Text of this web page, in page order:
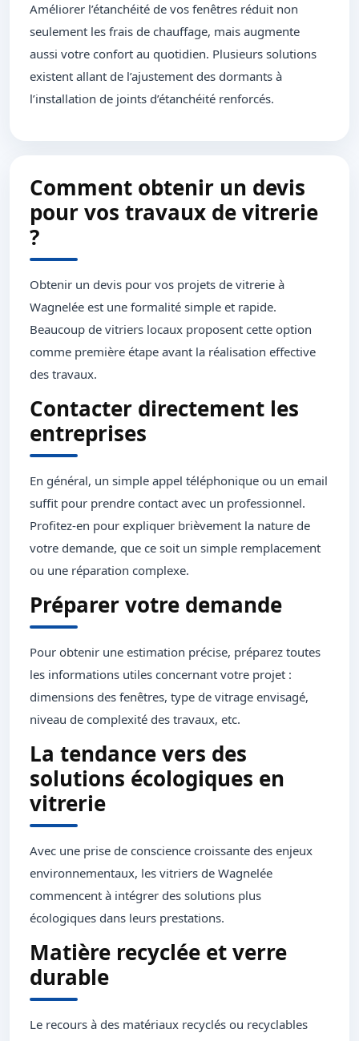
Améliorer l’étanchéité de vos fenêtres réduit non
seulement les frais de chauffage, mais augmente
aussi votre confort au quotidien. Plusieurs solutions
existent allant de l’ajustement des dormants à
l’installation de joints d’étanchéité renforcés.
Comment obtenir un devis
pour vos travaux de vitrerie
?
Obtenir un devis pour vos projets de vitrerie à
Wagnelée est une formalité simple et rapide.
Beaucoup de vitriers locaux proposent cette option
comme première étape avant la réalisation effective
des travaux.
Contacter directement les
entreprises
En général, un simple appel téléphonique ou un email
suffit pour prendre contact avec un professionnel.
Profitez-en pour expliquer brièvement la nature de
votre demande, que ce soit un simple remplacement
ou une réparation complexe.
Préparer votre demande
Pour obtenir une estimation précise, préparez toutes
les informations utiles concernant votre projet :
dimensions des fenêtres, type de vitrage envisagé,
niveau de complexité des travaux, etc.
La tendance vers des
solutions écologiques en
vitrerie
Avec une prise de conscience croissante des enjeux
environnementaux, les vitriers de Wagnelée
commencent à intégrer des solutions plus
écologiques dans leurs prestations.
Matière recyclée et verre
durable
Le recours à des matériaux recyclés ou recyclables